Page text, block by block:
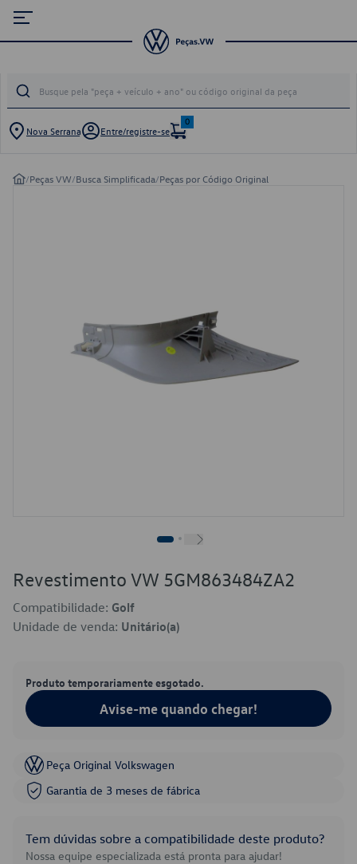
Nova Serrana Entre/registre-se
0
/Peças VW/Busca Simplificada/Peças por Código Original
Revestimento VW 5GM863484ZA2
Compatibilidade: Golf
Unidade de venda: Unitário(a)
Produto temporariamente esgotado.
Avise-me quando chegar!
Peça Original Volkswagen
Garantia de 3 meses de fábrica
Tem dúvidas sobre a compatibilidade deste produto?
Nossa equipe especializada está pronta para ajudar!